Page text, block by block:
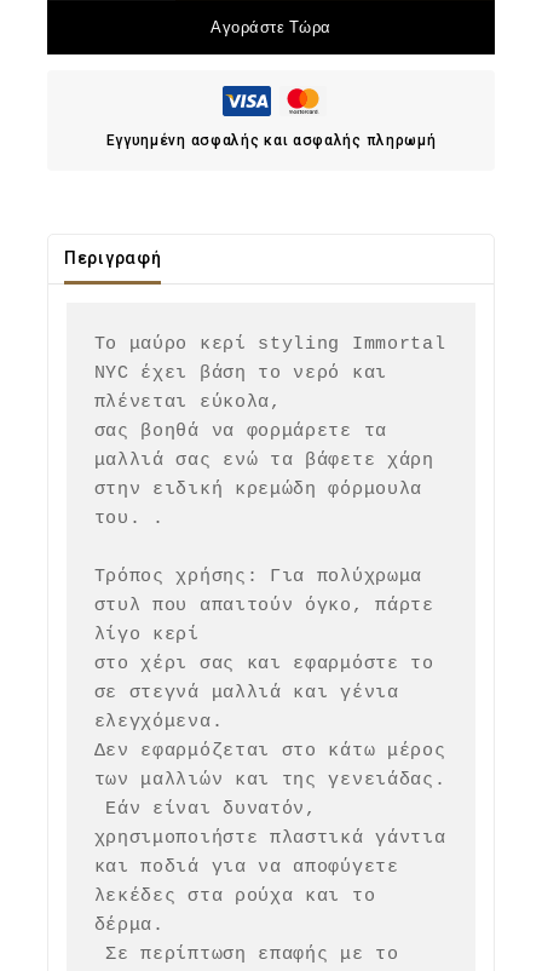
Αγοράστε Τώρα
Εγγυημένη ασφαλής και ασφαλής πληρωμή
Περιγραφή
Το μαύρο κερί styling Immortal
NYC έχει βάση το νερό και
πλένεται εύκολα,
σας βοηθά να φορμάρετε τα
μαλλιά σας ενώ τα βάφετε χάρη
στην ειδική κρεμώδη φόρμουλα
του. .
Τρόπος χρήσης: Για πολύχρωμα
στυλ που απαιτούν όγκο, πάρτε
λίγο κερί
στο χέρι σας και εφαρμόστε το
σε στεγνά μαλλιά και γένια
ελεγχόμενα.
Δεν εφαρμόζεται στο κάτω μέρος
των μαλλιών και της γενειάδας.
χρησιμοποιήστε πλαστικά γάντια
και ποδιά για να αποφύγετε
λεκέδες στα ρούχα και το
δέρμα.
Σε περίπτωση επαφής με το